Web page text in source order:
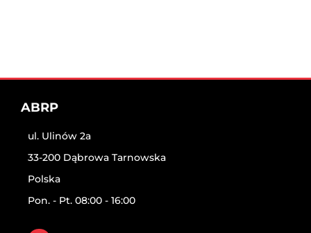
ABRP
ul. Ulinów 2a
33-200 Dąbrowa Tarnowska
Polska
Pon. - Pt. 08:00 - 16:00